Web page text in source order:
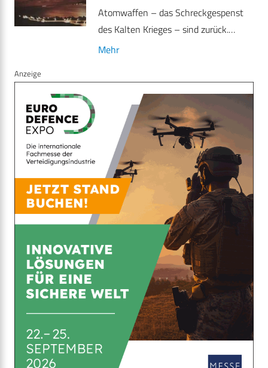
Atomwaffen – das Schreckgespenst
des Kalten Krieges – sind zurück.…
Mehr
Anzeige